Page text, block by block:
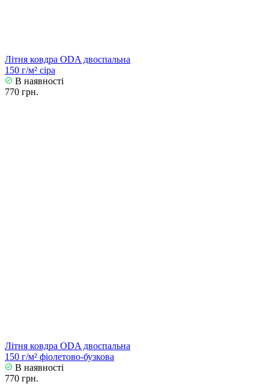
Літня ковдра ODA двоспальна
150 г/м² сіра
В наявності
770 грн.
Літня ковдра ODA двоспальна
150 г/м² фіолетово-бузкова
В наявності
770 грн.